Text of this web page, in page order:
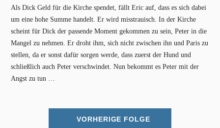
Als Dick Geld für die Kirche spendet, fällt Eric auf, dass es sich dabei
um eine hohe Summe handelt. Er wird misstrauisch. In der Kirche
scheint für Dick der passende Moment gekommen zu sein, Peter in die
Mangel zu nehmen. Er droht ihm, sich nicht zwischen ihn und Paris zu
stellen, da er sonst dafür sorgen werde, dass zuerst der Hund und
schließlich auch Peter verschwindet. Nun bekommt es Peter mit der
Angst zu tun …
VORHERIGE FOLGE